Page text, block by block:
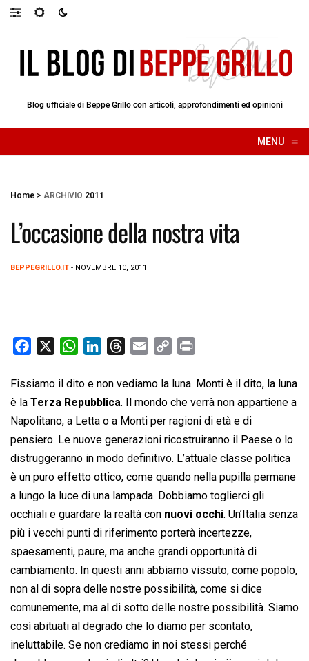
Blog ufficiale di Beppe Grillo con articoli, approfondimenti ed opinioni
MENU ≡
☰
Home > ARCHIVIO 2011
L’occasione della nostra vita
BEPPEGRILLO.IT - NOVEMBRE 10, 2011
c
e
b
o
o
k
W
a
t
s
A
p
p
n
k
e
d
I
n
r
e
a
d
s
a
i
l
p
y
L
i
k
i
n
t
Fissiamo il dito e non vediamo la luna. Monti è il dito, la luna
è la Terza Repubblica. Il mondo che verrà non appartiene a
Napolitano, a Letta o a Monti per ragioni di età e di
pensiero. Le nuove generazioni ricostruiranno il Paese o lo
distruggeranno in modo definitivo. L’attuale classe politica
è un puro effetto ottico, come quando nella pupilla permane
a lungo la luce di una lampada. Dobbiamo toglierci gli
occhiali e guardare la realtà con nuovi occhi. Un’Italia senza
più i vecchi punti di riferimento porterà incertezze,
spaesamenti, paure, ma anche grandi opportunità di
cambiamento. In questi anni abbiamo vissuto, come popolo,
non al di sopra delle nostre possibilità, come si dice
comunemente, ma al di sotto delle nostre possibilità. Siamo
così abituati al degrado che lo diamo per scontato,
ineluttabile. Se non crediamo in noi stessi perché